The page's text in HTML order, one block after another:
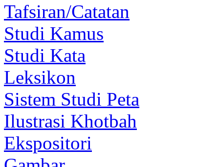
Tafsiran/Catatan
Studi Kamus
Studi Kata
Leksikon
Sistem Studi Peta
Ilustrasi Khotbah
Ekspositori